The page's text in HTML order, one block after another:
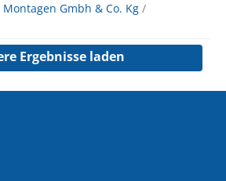
Gmbh & Co. Kg /
Ergebnisse laden